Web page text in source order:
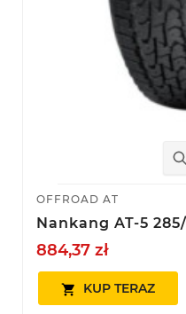
OFFROAD AT
Nankang AT-5 285/
884,37 zł
 KUP TERAZ